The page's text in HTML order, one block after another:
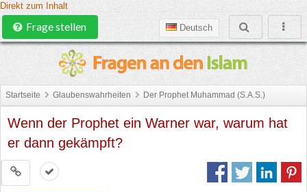
Direkt zum Inhalt
Deutsch
Frage stellen
Startseite Glaubenswahrheiten Der Prophet Muhammad (S.A.S.)
Wenn der Prophet ein Warner war, warum hat
er dann gekämpft?